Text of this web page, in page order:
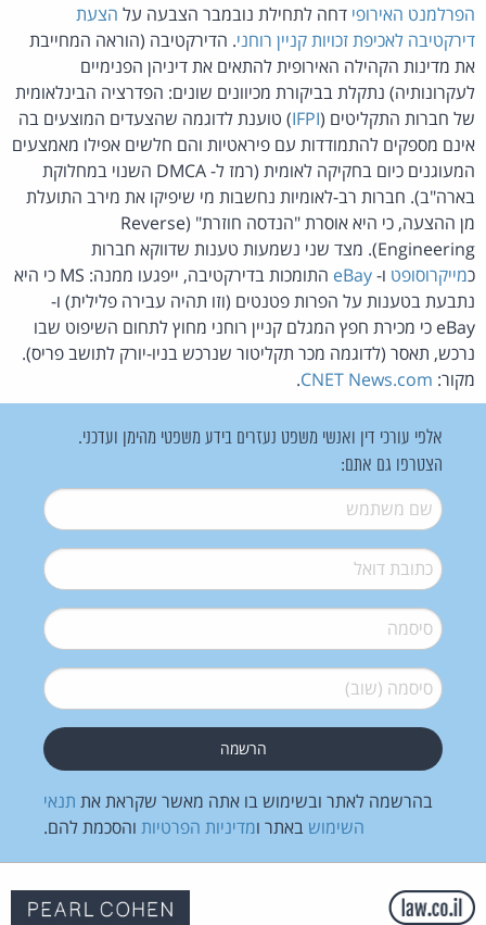
הפרלמנט האירופי דחה לתחילת נובמבר הצבעה על הצעת
דירקטיבה לאכיפת זכויות קניין רוחני. הדירקטיבה (הוראה המחייבת
את מדינות הקהילה האירופית להתאים את דיניהן הפנימיים
לעקרונותיה) נתקלת בביקורת מכיוונים שונים: הפדרציה הבינלאומית
של חברות התקליטים (IFPI) טוענת לדוגמה שהצעדים המוצעים בה
אינם מספקים להתמודדות עם פיראטיות והם חלשים אפילו מאמצעים
המעוגנים כיום בחקיקה לאומית (רמז ל- DMCA השנוי במחלוקת
בארה"ב). חברות רב-לאומיות נחשבות מי שיפיקו את מירב התועלת
מן ההצעה, כי היא אוסרת "הנדסה חוזרת" (Reverse
Engineering). מצד שני נשמעות טענות שדווקא חברות
כמייקרוסופט ו-eBay
התומכות בדירקטיבה, ייפגעו ממנה: MS כי היא
נתבעת בטענות על הפרות פטנטים (וזו תהיה עבירה פלילית) ו-
eBay כי מכירת חפץ המגלם קניין רוחני מחוץ לתחום השיפוט שבו
נרכש, תאסר (לדוגמה מכר תקליטור שנרכש בניו-יורק לתושב פריס).
מקור: CNET News.com
.
אלפי עורכי דין ואנשי משפט נעזרים בידע משפטי מהימן ועדכני.
הצטרפו גם אתם:
שם משתמש*
דואל*
סיסמה*
סיסמה (שוב)*
בהרשמה לאתר ובשימוש בו אתה מאשר שקראת את תנאי
השימוש באתר ומדיניות הפרטיות והסכמת להם.